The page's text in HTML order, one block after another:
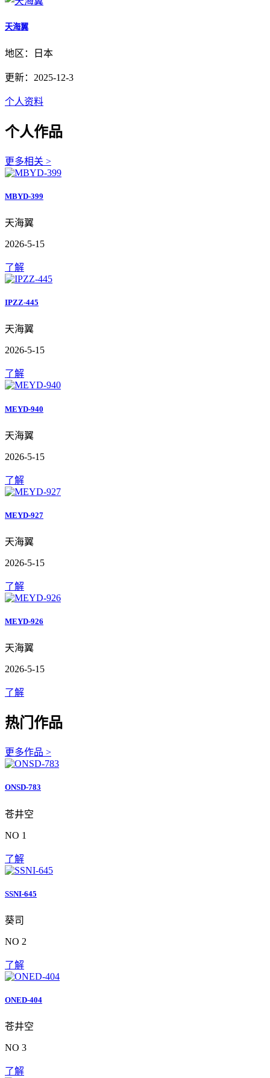
天海翼
地区：日本
更新：2025-12-3
个人资料
个人作品
更多相关 >
MBYD-399
天海翼
2026-5-15
了解
IPZZ-445
天海翼
2026-5-15
了解
MEYD-940
天海翼
2026-5-15
了解
MEYD-927
天海翼
2026-5-15
了解
MEYD-926
天海翼
2026-5-15
了解
热门作品
更多作品 >
ONSD-783
苍井空
NO 1
了解
SSNI-645
葵司
NO 2
了解
ONED-404
苍井空
NO 3
了解